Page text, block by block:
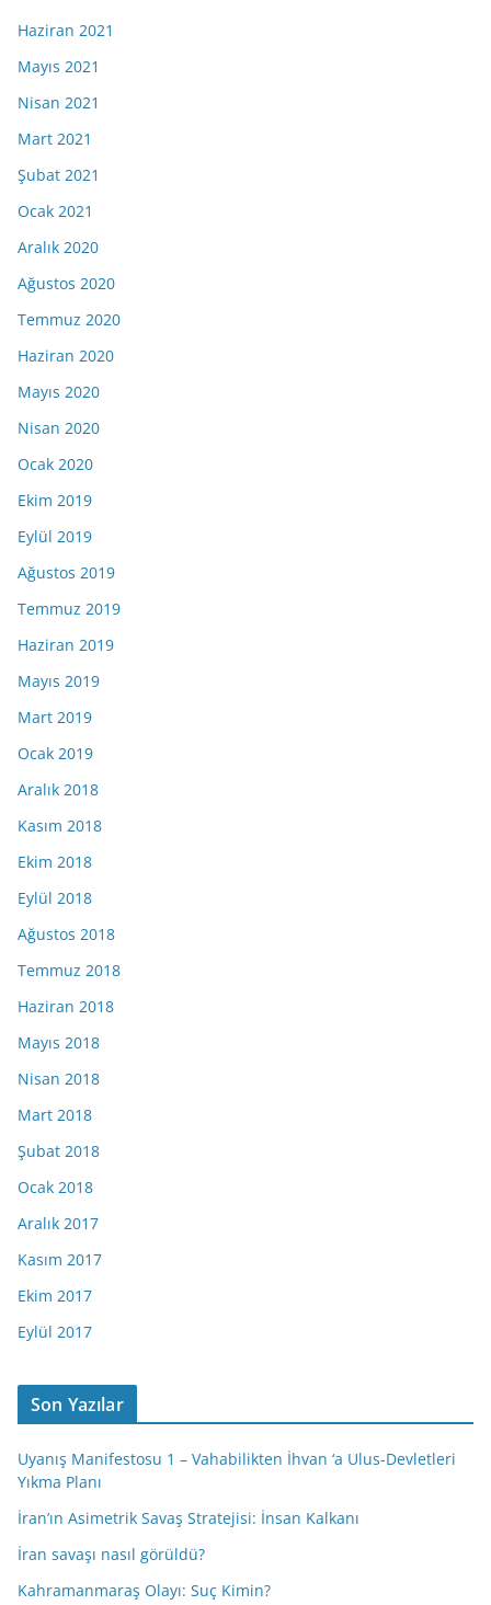
Haziran 2021
Mayıs 2021
Nisan 2021
Mart 2021
Şubat 2021
Ocak 2021
Aralık 2020
Ağustos 2020
Temmuz 2020
Haziran 2020
Mayıs 2020
Nisan 2020
Ocak 2020
Ekim 2019
Eylül 2019
Ağustos 2019
Temmuz 2019
Haziran 2019
Mayıs 2019
Mart 2019
Ocak 2019
Aralık 2018
Kasım 2018
Ekim 2018
Eylül 2018
Ağustos 2018
Temmuz 2018
Haziran 2018
Mayıs 2018
Nisan 2018
Mart 2018
Şubat 2018
Ocak 2018
Aralık 2017
Kasım 2017
Ekim 2017
Eylül 2017
Son Yazılar
Uyanış Manifestosu 1 – Vahabilikten İhvan ‘a Ulus-Devletleri
Yıkma Planı
İran’ın Asimetrik Savaş Stratejisi: İnsan Kalkanı
İran savaşı nasıl görüldü?
Kahramanmaraş Olayı: Suç Kimin?